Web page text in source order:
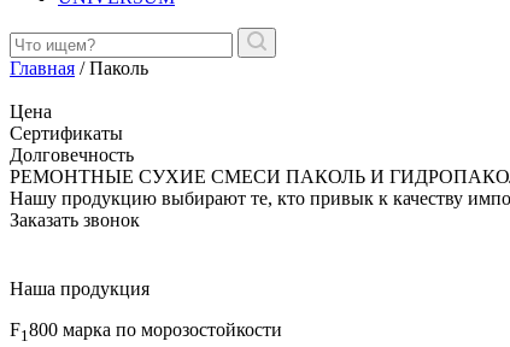
Главная /Паколь
Цена
Сертификаты
Долговечность
РЕМОНТНЫЕ СУХИЕ СМЕСИ ПАКОЛЬ И
Нашу продукцию выбирают те, кто привык к качеству
Заказать звонок
Наша продукция
F1800 марка по морозостойкости